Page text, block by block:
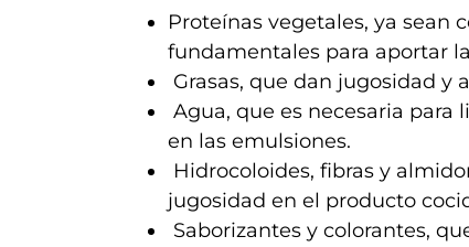
Proteínas vegetales, ya sean
fundamentales para aportar
Grasas, que dan jugosidad y
Agua, que es necesaria para
en las emulsiones.
Hidrocoloides, fibras y
jugosidad en el producto
Saborizantes y colorantes,